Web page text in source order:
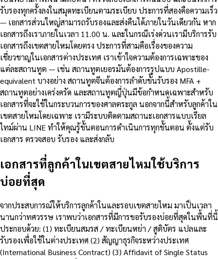
รับรองทุกครั้งลงในสมุดทะเบียนตามระเบียบ ประการที่สองคือความเร็ว
— เอกสารส่วนใหญ่สามารถรับรองและส่งคืนได้ภายในวันเดียวกัน หาก
เอกสารถึงเราภายในเวลา 11.00 น. และในกรณีเร่งด่วนเรามีบริการรับ
เอกสารถึงเขตสายไหมโดยตรง ประการที่สามคือเรื่องของความ
เชี่ยวชาญในเอกสารต่างประเทศ เราเข้าใจความต้องการเฉพาะของ
แต่ละสถานทูต — เช่น สถานทูตเยอรมันต้องการรูปแบบ Apostille-
equivalent บางอย่าง สถานทูตจีนต้องการลำดับขั้นรับรอง MFA +
สถานทูตอย่างเคร่งครัด และสถานทูตญี่ปุ่นมีข้อกำหนดเฉพาะสำหรับ
เอกสารที่จะใช้ในกระบวนการของศาลตระกูล นอกจากนี้สำหรับลูกค้าใน
เขตสายไหมโดยเฉพาะ เรามีระบบติดตามสถานะเอกสารแบบเรียล
ไทม์ผ่าน LINE ทำให้คุณรู้ขั้นตอนการดำเนินการทุกขั้นตอน ตั้งแต่รับ
เอกสาร ตรวจสอบ รับรอง และส่งกลับ
เอกสารที่ลูกค้าในเขตสายไหมใช้บริการ
บ่อยที่สุด
จากประสบการณ์ให้บริการลูกค้าในและรอบเขตสายไหม มาเป็นเวลา
นานกว่าทศวรรษ เราพบว่าเอกสารที่มีการขอรับรองบ่อยที่สุดในพื้นที่นี้
ประกอบด้วย: (1) ทะเบียนสมรส / ทะเบียนหย่า / สูติบัตร แปลและ
รับรองเพื่อใช้ในต่างประเทศ (2) สัญญาธุรกิจระหว่างประเทศ
(International Business Contract) (3) Affidavit of Single Status